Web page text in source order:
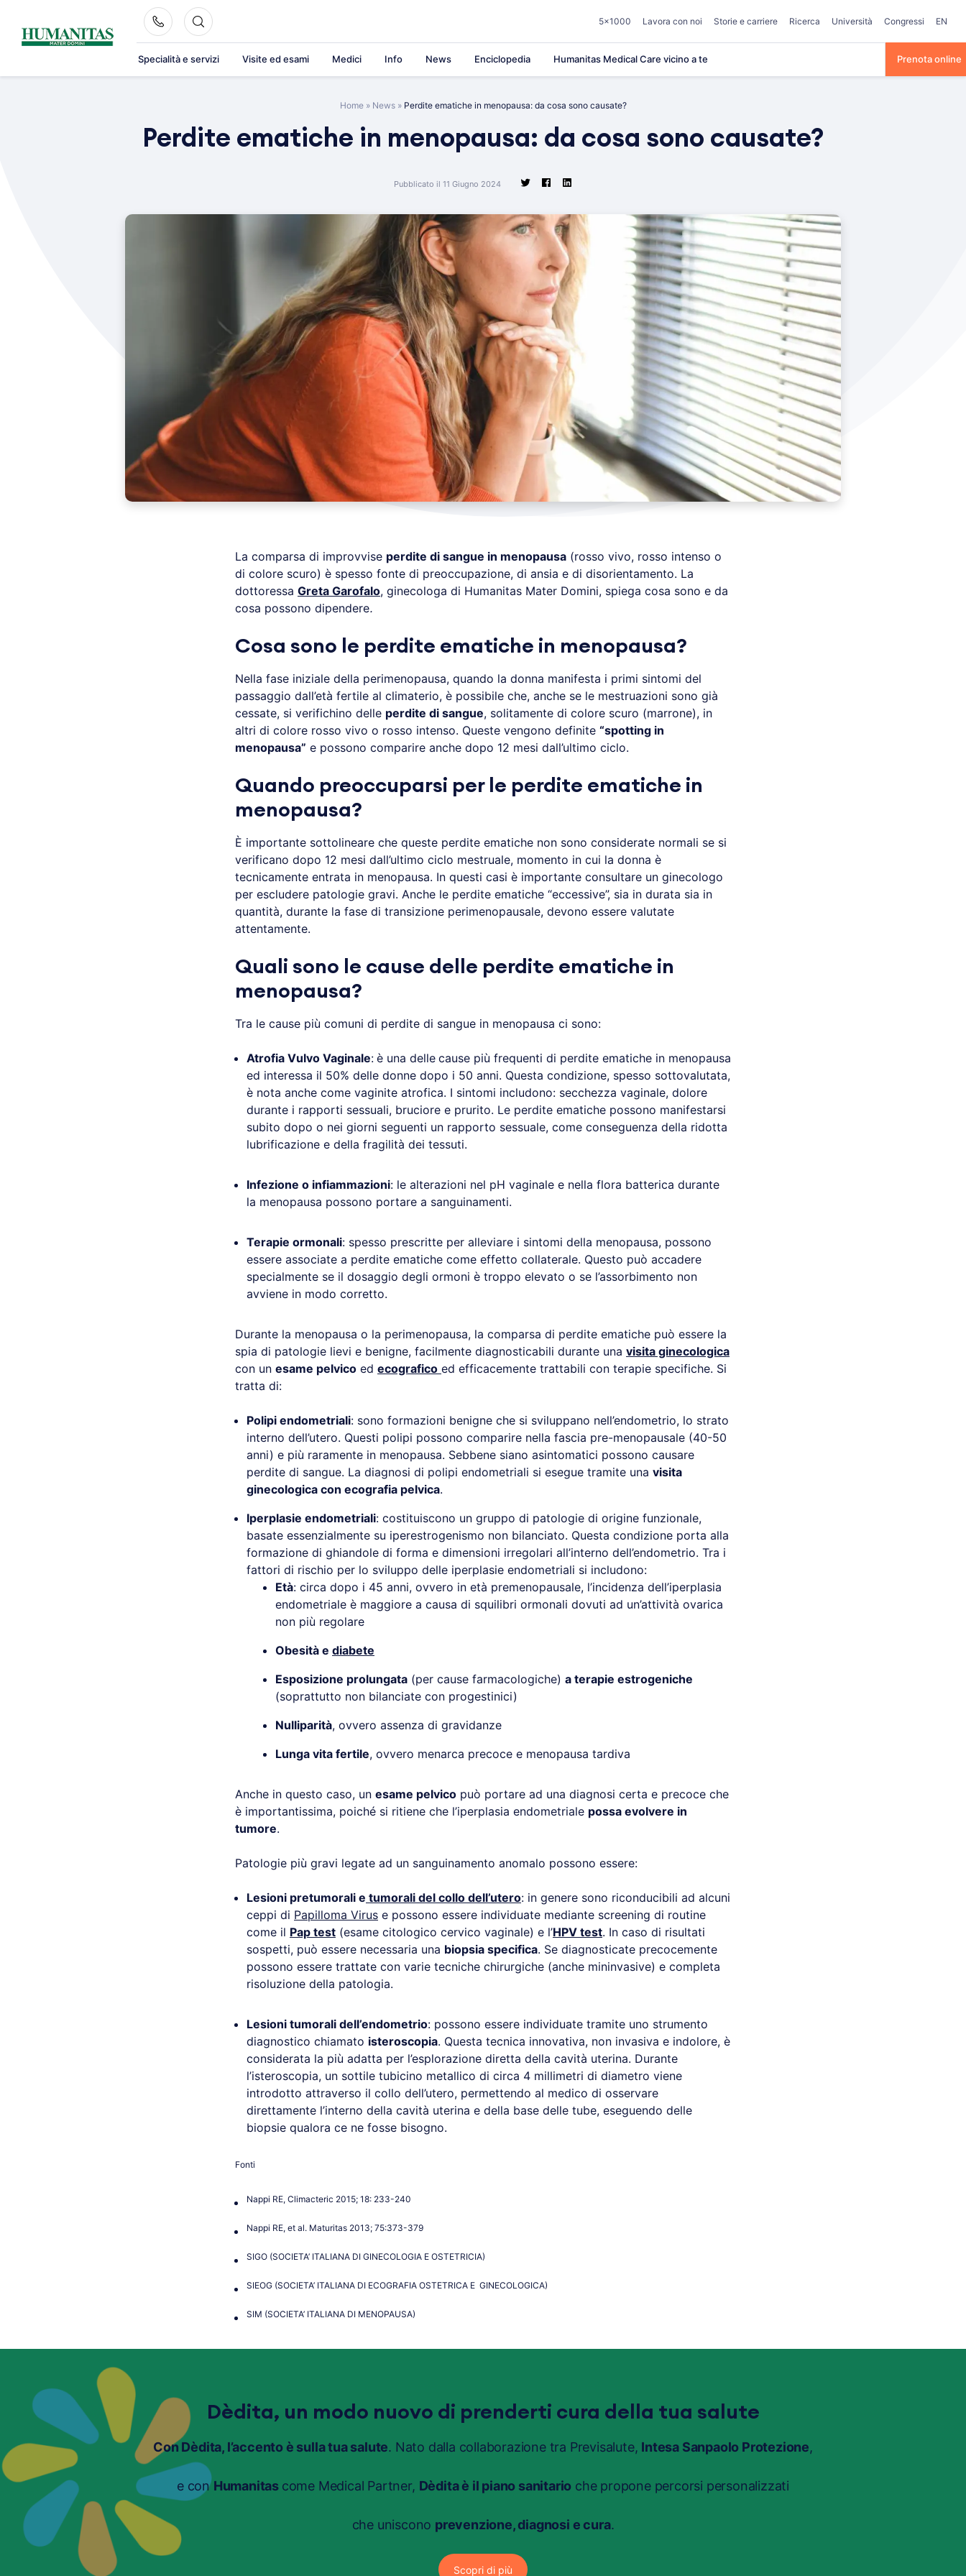
content
5×1000 Lavora con noi Storie e carriere Ricerca Università Congressi EN
Specialità e servizi Visite ed esami Medici Info News Enciclopedia Humanitas Medical Care vicino a te Prenota online
Home» News» Perdite ematiche in menopausa: da cosa sono causate?
Perdite ematiche in menopausa: da cosa sono causate?
Pubblicato il 11 Giugno 2024
La comparsa di improvvise perdite di sangue in menopausa (rosso vivo, rosso intenso o
di colore scuro) è spesso fonte di preoccupazione, di ansia e di disorientamento. La
dottoressa Greta Garofalo, ginecologa di Humanitas Mater Domini, spiega cosa sono e da
cosa possono dipendere.
Cosa sono le perdite ematiche in menopausa?
Nella fase iniziale della perimenopausa, quando la donna manifesta i primi sintomi del
passaggio dall’età fertile al climaterio, è possibile che, anche se le mestruazioni sono già
cessate, si verifichino delle perdite di sangue, solitamente di colore scuro (marrone), in
altri di colore rosso vivo o rosso intenso. Queste vengono definite “spotting in
menopausa” e possono comparire anche dopo 12 mesi dall’ultimo ciclo.
Quando preoccuparsi per le perdite ematiche in
menopausa?
È importante sottolineare che queste perdite ematiche non sono considerate normali se si
verificano dopo 12 mesi dall’ultimo ciclo mestruale, momento in cui la donna è
tecnicamente entrata in menopausa. In questi casi è importante consultare un ginecologo
per escludere patologie gravi. Anche le perdite ematiche “eccessive”, sia in durata sia in
quantità, durante la fase di transizione perimenopausale, devono essere valutate
attentamente.
Quali sono le cause delle perdite ematiche in
menopausa?
Tra le cause più comuni di perdite di sangue in menopausa ci sono:
Atrofia Vulvo Vaginale: è una delle cause più frequenti di perdite ematiche in menopausa
ed interessa il 50% delle donne dopo i 50 anni. Questa condizione, spesso sottovalutata,
è nota anche come vaginite atrofica. I sintomi includono: secchezza vaginale, dolore
durante i rapporti sessuali, bruciore e prurito. Le perdite ematiche possono manifestarsi
subito dopo o nei giorni seguenti un rapporto sessuale, come conseguenza della ridotta
lubrificazione e della fragilità dei tessuti.
Infezione o infiammazioni: le alterazioni nel pH vaginale e nella flora batterica durante
la menopausa possono portare a sanguinamenti.
Terapie ormonali: spesso prescritte per alleviare i sintomi della menopausa, possono
essere associate a perdite ematiche come effetto collaterale. Questo può accadere
specialmente se il dosaggio degli ormoni è troppo elevato o se l’assorbimento non
avviene in modo corretto.
Durante la menopausa o la perimenopausa, la comparsa di perdite ematiche può essere la
spia di patologie lievi e benigne, facilmente diagnosticabili durante una visita ginecologica
con un esame pelvico ed ecografico ed efficacemente trattabili con terapie specifiche. Si
tratta di:
Polipi endometriali: sono formazioni benigne che si sviluppano nell’endometrio, lo strato
interno dell’utero. Questi polipi possono comparire nella fascia pre-menopausale (40-50
anni) e più raramente in menopausa. Sebbene siano asintomatici possono causare
perdite di sangue. La diagnosi di polipi endometriali si esegue tramite una visita
ginecologica con ecografia pelvica.
Iperplasie endometriali: costituiscono un gruppo di patologie di origine funzionale,
basate essenzialmente su iperestrogenismo non bilanciato. Questa condizione porta alla
formazione di ghiandole di forma e dimensioni irregolari all’interno dell’endometrio. Tra i
fattori di rischio per lo sviluppo delle iperplasie endometriali si includono:
Età: circa dopo i 45 anni, ovvero in età premenopausale, l’incidenza dell’iperplasia
endometriale è maggiore a causa di squilibri ormonali dovuti ad un’attività ovarica
non più regolare
Obesità e diabete
Esposizione prolungata (per cause farmacologiche) a terapie estrogeniche
(soprattutto non bilanciate con progestinici)
Nulliparità, ovvero assenza di gravidanze
Lunga vita fertile, ovvero menarca precoce e menopausa tardiva
Anche in questo caso, un esame pelvico può portare ad una diagnosi certa e precoce che
è importantissima, poiché si ritiene che l’iperplasia endometriale possa evolvere in
tumore.
Patologie più gravi legate ad un sanguinamento anomalo possono essere:
Lesioni pretumorali e tumorali del collo dell’utero: in genere sono riconducibili ad alcuni
ceppi di Papilloma Virus e possono essere individuate mediante screening di routine
come il Pap test (esame citologico cervico vaginale) e l’HPV test. In caso di risultati
sospetti, può essere necessaria una biopsia specifica. Se diagnosticate precocemente
possono essere trattate con varie tecniche chirurgiche (anche mininvasive) e completa
risoluzione della patologia.
Lesioni tumorali dell’endometrio: possono essere individuate tramite uno strumento
diagnostico chiamato isteroscopia. Questa tecnica innovativa, non invasiva e indolore, è
considerata la più adatta per l’esplorazione diretta della cavità uterina. Durante
l’isteroscopia, un sottile tubicino metallico di circa 4 millimetri di diametro viene
introdotto attraverso il collo dell’utero, permettendo al medico di osservare
direttamente l’interno della cavità uterina e della base delle tube, eseguendo delle
biopsie qualora ce ne fosse bisogno.
Fonti
Nappi RE, Climacteric 2015; 18: 233-240
Nappi RE, et al. Maturitas 2013; 75:373-379
SIGO (SOCIETA’ ITALIANA DI GINECOLOGIA E OSTETRICIA)
SIEOG (SOCIETA’ ITALIANA DI ECOGRAFIA OSTETRICA E GINECOLOGICA)
SIM (SOCIETA’ ITALIANA DI MENOPAUSA)
Dèdita, un modo nuovo di prenderti cura della tua salute
Con Dèdita, l’accento è sulla tua salute. Nato dalla collaborazione tra Previsalute, Intesa Sanpaolo Protezione,
e conHumanitas come Medical Partner, Dèdita è il piano sanitario che propone percorsi personalizzati
che uniscono prevenzione, diagnosi e cura.
Scopri di più